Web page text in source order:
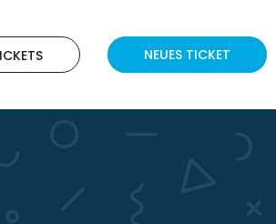
NEUES TICKET